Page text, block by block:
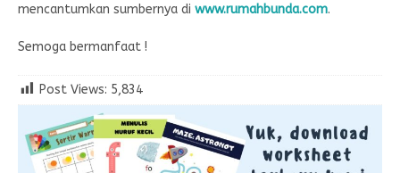
mencantumkan sumbernya di www.rumahbunda.com.
Semoga bermanfaat !
Post Views: 5,834